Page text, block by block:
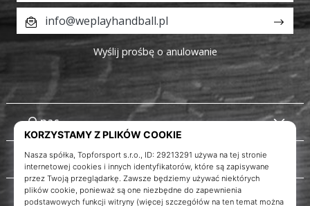
O nas
Obsługa klienta
info@weplayhandball.pl
Wyślij prośbę o anulowanie